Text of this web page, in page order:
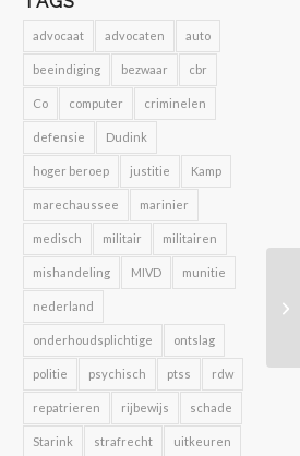
advocaat advocaten auto
beeindiging bezwaar cbr
Co computer criminelen
defensie Dudink
hoger beroep justitie Kamp
marechaussee marinier
medisch militair militairen
mishandeling MIVD munitie
nederland
onderhoudsplichtige ontslag
politie psychisch ptss rdw
repatrieren rijbewijs schade
Starink strafrecht uitkeuren